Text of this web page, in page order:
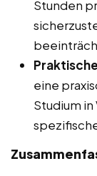
Stunden
eine
Studium